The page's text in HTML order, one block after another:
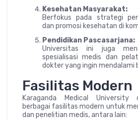
Kesehatan Masyarakat:
Berfokus pada strategi
dan promosi kesehatan di
Pendidikan Pascasarjana:
Universitas ini juga
spesialisasi medis dan
dokter yang ingin
Fasilitas Modern
Karaganda Medical University
berbagai fasilitas modern untuk
dan penelitian medis, antara lain: